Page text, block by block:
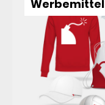
Werbemittel